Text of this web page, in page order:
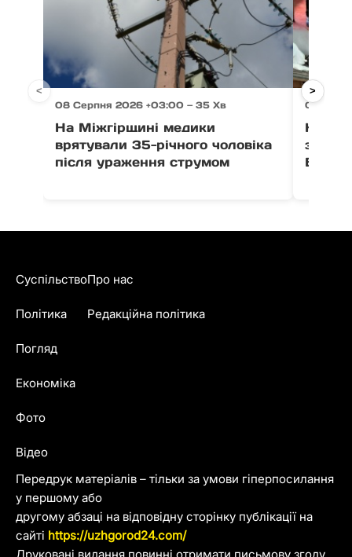
08 Серпня 2026 +03:00 — 35 Хв
На Міжгірщині медики
врятували 35-річного чоловіка
після ураження струмом
08
На
< >
Передрук матеріалів – тільки за умови гіперпосилання
у першому або
другому абзаці на відповідну сторінку публікації на
сайті https://uzhgorod24.com/
Суспільство
Політика
Погляд
Економіка
Фото
Відео
Про нас
Редакційна політика